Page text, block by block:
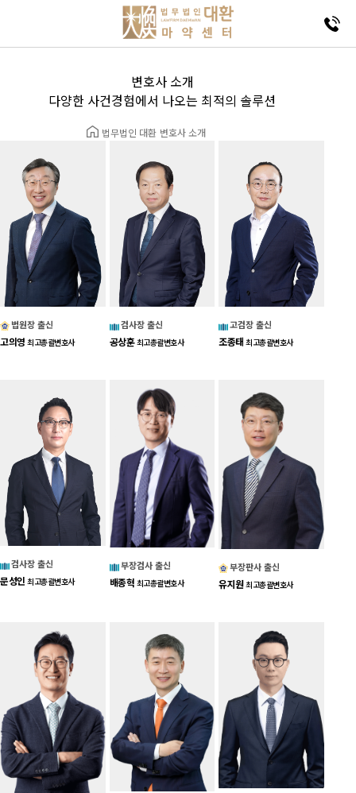
변호사 소개
다양한 사건경험에서 나오는 최적의 솔루션
법무법인 대환 변호사 소개
법원장 출신
고의영 최고총괄변호사
검사장 출신
공상훈최고총괄변호사
고검장 출신
조종태 최고총괄변호사
검사장 출신
문성인 최고총괄변호사
부장검사 출신
배종혁 최고총괄변호사
부장판사 출신
유지원최고총괄변호사